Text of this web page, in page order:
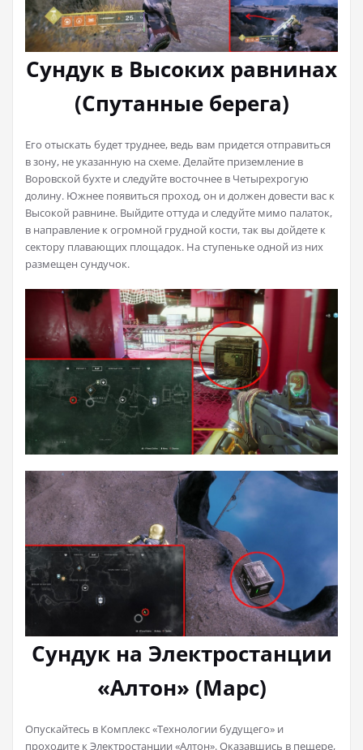
Сундук в Высоких равнинах
(Спутанные берега)
Его отыскать будет труднее, ведь вам придется отправиться
в зону, не указанную на схеме. Делайте приземление в
Воровской бухте и следуйте восточнее в Четырехрогую
долину. Южнее появиться проход, он и должен довести вас к
Высокой равнине. Выйдите оттуда и следуйте мимо палаток,
в направление к огромной грудной кости, так вы дойдете к
сектору плавающих площадок. На ступеньке одной из них
размещен сундучок.
Сундук на Электростанции
«Алтон» (Марс)
Опускайтесь в Комплекс «Технологии будущего» и
проходите к Электростанции «Алтон». Оказавшись в пещере,